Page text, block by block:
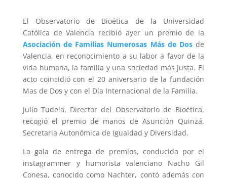
El Observatorio de Bioética de la Universidad
Católica de Valencia recibió ayer un premio de la
Asociación de Familias Numerosas Más de Dos de
Valencia, en reconocimiento a su labor a favor de la
vida humana, la familia y una sociedad más justa. El
acto coincidió con el 20 aniversario de la fundación
Mas de Dos y con el Día Internacional de la Familia.
Julio Tudela, Director del Observatorio de Bioética,
recogió el premio de manos de Asunción Quinzá,
Secretaria Autonómica de Igualdad y Diversidad.
La gala de entrega de premios, conducida por el
instagrammer y humorista valenciano Nacho Gil
Conesa, conocido como Nachter, contó además con